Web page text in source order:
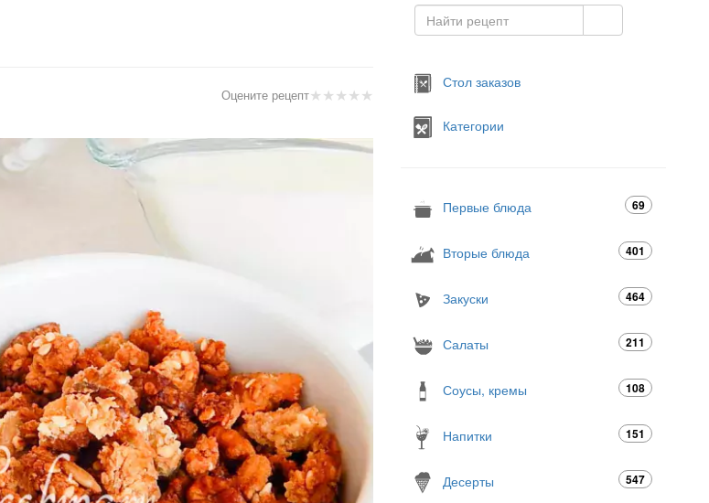
★★★★★
Оцените рецепт
Стол заказов
Категории
Первые блюда 69
Вторые блюда 401
Закуски 464
Салаты 211
Соусы, кремы 108
Напитки 151
Десерты 547